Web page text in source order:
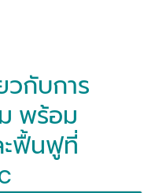
กับการ
พร้อม
ะฟื้นฟูที่